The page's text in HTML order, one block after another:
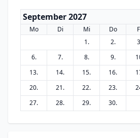
September 2027
Mo Di Mi Do
1.
2.
6.
7. 8. 9.
13.
14. 15. 16.
20.
21. 22. 23.
27.
28. 29. 30.